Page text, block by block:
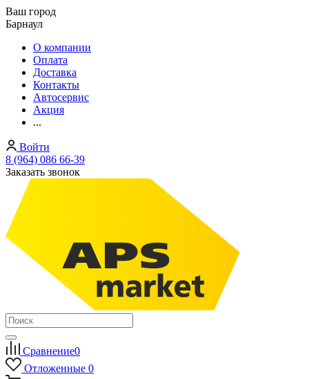
Ваш город
Барнаул
О компании
Оплата
Доставка
Контакты
Автосервис
Акция
...
Войти
8 (964) 086 66-39
Заказать звонок
Сравнение0
Отложенные 0